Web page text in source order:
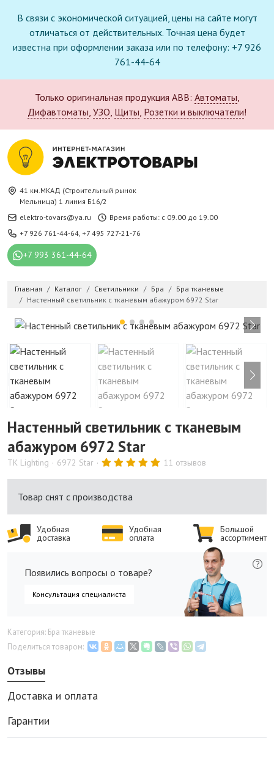
В связи с экономической ситуацией, цены на сайте могут
отличаться от действительных. Точная цена будет
известна при оформлении заказа или по телефону: +7 926
761-44-64
Только оригинальная продукция ABB: Автоматы,
Дифавтоматы, УЗО, Щиты, Розетки и выключатели!
41 км.МКАД (Строительный рынок
Мельница) 1 линия Б16/2
elektro-tovars@ya.ru
Время работы: с 09.00 до 19.00
+7 926 761-44-64, +7 495 727-21-76
+7 993 361-44-64
Главная Каталог Светильники Бра
Бра тканевые
Настенный светильник с тканевым абажуром 6972 Star
Настенный светильник с тканевым
абажуром 6972 Star
TK Lighting 6972 Star 11 отзывов
Товар снят с производства
Удобная
доставка
Удобная
оплата
Большой
ассортимент
Появились вопросы о товаре?
Консультация специалиста
Категория: Бра тканевые
Поделиться товаром:
Отзывы
Доставка и оплата
Гарантии